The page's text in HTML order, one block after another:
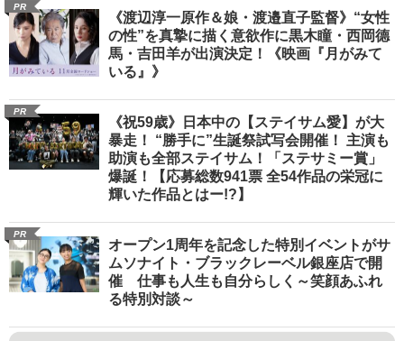
PR
《渡辺淳一原作＆娘・渡邉直子監督》“女性
の性”を真摯に描く意欲作に黒木瞳・西岡德
馬・吉田羊が出演決定！《映画『月がみて
いる』》
PR
《祝59歳》日本中の【ステイサム愛】が大
暴走！ “勝手に”生誕祭試写会開催！ 主演も
助演も全部ステイサム！「ステサミー賞」
爆誕！【応募総数941票 全54作品の栄冠に
輝いた作品とはー!?】
PR
オープン1周年を記念した特別イベントがサ
ムソナイト・ブラックレーベル銀座店で開
催 仕事も人生も自分らしく～笑顔あふれ
る特別対談～